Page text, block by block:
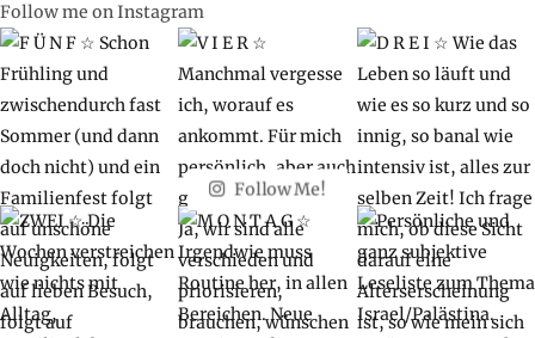
Follow me on Instagram
Follow Me!